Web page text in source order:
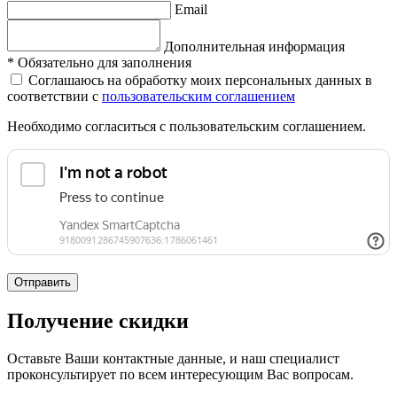
Email
Дополнительная информация
* Обязательно для заполнения
Соглашаюсь на обработку моих персональных данных в
соответствии с пользовательским соглашением
Необходимо согласиться с пользовательским соглашением.
Отправить
Получение скидки
Оставьте Ваши контактные данные, и наш специалист
проконсультирует по всем интересующим Вас вопросам.